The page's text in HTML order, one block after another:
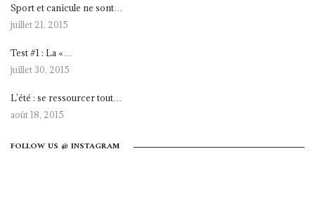
Sport et canicule ne sont…
juillet 21, 2015
Test #1 : La «…
juillet 30, 2015
L’été : se ressourcer tout…
août 18, 2015
FOLLOW US @ INSTAGRAM